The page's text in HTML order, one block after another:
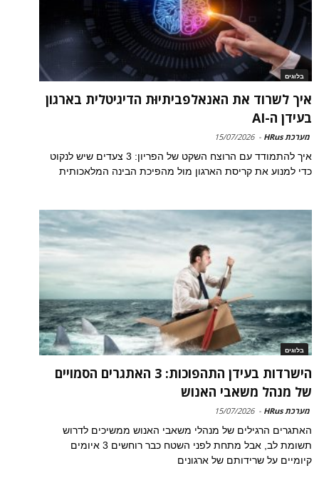
בלוגים
איך לשרוד את האנאלפביתיוּת הדיגיטלית בארגון
בעידן ה-AI
מערכת HRus -
15/07/2026
איך להתמודד עם הרוצח השקט של הפריון: 3 צעדים שיש לנקוט
כדי למנוע את קריסת הארגון מול מהפיכת הבינה המלאכותית
בלוגים
הישרדות בעידן התהפוכות: 3 האתגרים הסמויים
של מנהל משאבי האנוש
מערכת HRus -
15/07/2026
האתגרים הרגילים של מנהלי משאבי האנוש ממשיכים לדרוש
תשומת לב, אבל מתחת לפני השטח כבר רוחשים 3 איומים
קיומיים על שרידותם של ארגונים